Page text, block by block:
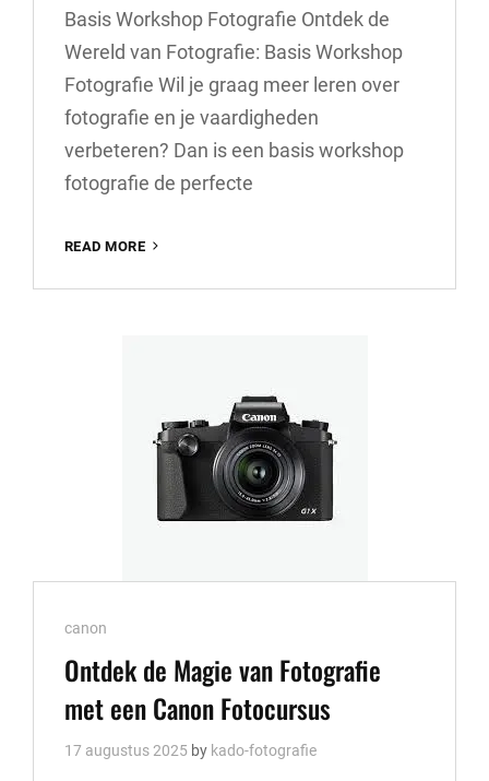
Basis Workshop Fotografie Ontdek de
Wereld van Fotografie: Basis Workshop
Fotografie Wil je graag meer leren over
fotografie en je vaardigheden
verbeteren? Dan is een basis workshop
fotografie de perfecte
READ MORE
GRONDSLAGEN
FOTOGRAFIE
Cat
Links
canon
Ontdek de Magie van Fotografie
met een Canon Fotocursus
17 augustus 2025 by kado-fotografie